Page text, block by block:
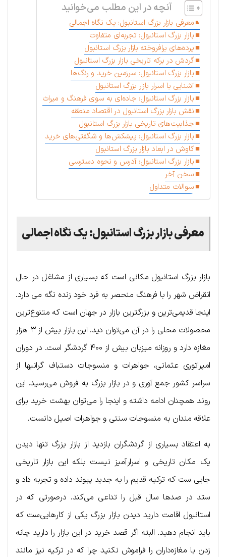
آنچه در این مطلب می‌خوانید
معرفی بازار بزرگ استانبول: یک نگاه اجمالی
بازار بزرگ استانبول: تجربه‌ای متفاوت
پرده‌های برافروخته بازار بزرگ استانبول
گردش در برکه تاریخی بازار بزرگ استانبول
بازار بزرگ استانبول: سرزمین خرید و رنگ‌ها
آشنایی با اسرار بازار بزرگ استانبول
بازار بزرگ استانبول: جاده‌ای به سوی فرهنگ و میراث
نقش بازار بزرگ استانبول در اقتصاد منطقه
جذابیت‌های تاریخی بازار بزرگ استانبول
بازار بزرگ استانبول: پیشکش‌ها و شگفتی‌های خرید
کاوش در ابعاد بازار بزرگ استانبول
بازار بزرگ استانبول: آدرس و نحوه دسترسی
سخن آخر
سوالات متداول
معرفی بازار بزرگ استانبول: یک نگاه اجمالی
بازار بزرگ استانبول مکانی است که بسیاری از مشاغل در حال
انقراض شهر را با فرهنگ منحصر به فرد خود زنده نگه می دارد.
اینجا قدیمی‌ترین و بزرگترین بازار در جهان است که متنوع‌ترین
محصولات محلی را در آن می‌توان دید. این بازار بیش از ۳ هزار
مغازه دارد و روزانه میزبان بیش از ۴۰۰ گردشگر است. در دوران
امپراتوری عثمانی، جواهرات و منسوجات دستباف گرانبها از
سراسر کشور جمع آوری و در بازار بزرگ به فروش می‌رسید. این
روند همچنان ادامه داشته و اینجا را می‌توان بهشت خرید برای
علاقه مندان به منسوجات سنتی و جواهرات اصیل دانست.
به اعتقاد بسیاری از گردشگران بازدید از بازار بزرگ تنها دیدن
یک مکان تاریخی و اسرارآمیز نیست بلکه این بازار تاریخی
جایی ست که ترکیه قدیم را به جدید پیوند داده و تجربه داد و
ستد در صدها سال قبل را تداعی می‌کند. درصورتی که در
استانبول اقامت دارید دیدن بازار بزرگ یکی از کارهایی‌ست که
باید انجام دهید. البته اگر قصد خرید در این بازار را دارید چانه
زدن با مغازه‌داران را فراموش نکنید چرا که در ترکیه نیز مانند